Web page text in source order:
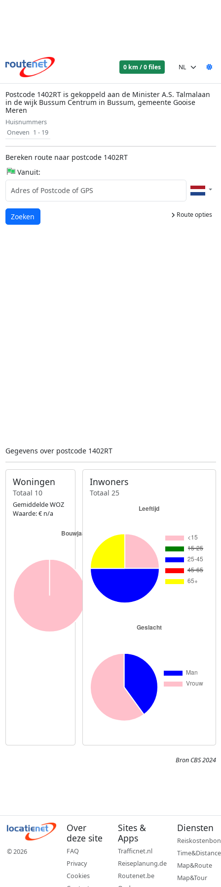
0 km / 0 files
Postcode 1402RT is gekoppeld aan de Minister A.S. Talmalaan
in de wijk Bussum Centrum in Bussum, gemeente Gooise
Meren
Huisnummers
Oneven 1 - 19
Bereken route naar postcode 1402RT
Vanuit:
Route opties
Laden...
Zoeken
Gegevens over postcode 1402RT
Woningen
Totaal 10
Gemiddelde WOZ
Waarde: € n/a
Inwoners
Totaal 25
Bron CBS 2024
© 2026
Over
deze site
FAQ
Privacy
Cookies
Sites &
Apps
Trafficnet.nl
Reiseplanung.de
Routenet.be
Diensten
Reiskostenbon
Time&Distance
Map&Route
Map&Tour